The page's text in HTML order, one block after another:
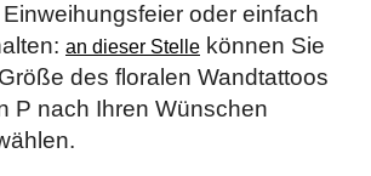
oder einfach
an dieser Stelle können Sie
des floralen Wandtattoos
P nach Ihren Wünschen